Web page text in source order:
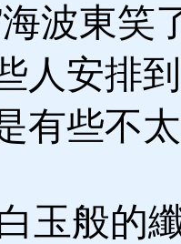
波東笑
人安排
有些不
玉般的